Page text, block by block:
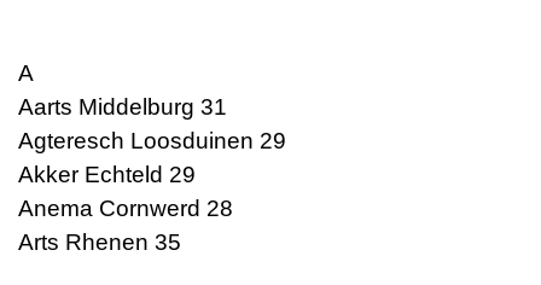
A
Aarts Middelburg 31
Agteresch Loosduinen 29
Akker Echteld 29
Anema Cornwerd 28
Arts Rhenen 35